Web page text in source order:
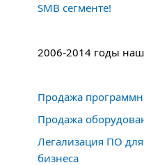
SMB сегменте!
2006-2014 годы
Продажа
Продажа
Легализация ПО
бизнеса